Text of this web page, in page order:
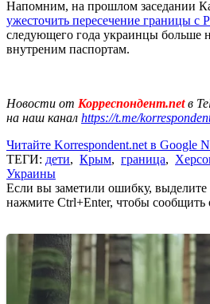
Напомним, на прошлом заседании
ужесточить пересечение границы с
следующего года украинцы больше
внутреним паспортам.
Новости от Корреспондент.netв
на наш канал https://t.me/
Читайте Korrespondent.net в Google
ТЕГИ: дети, Крым, граница,
Украины
Если вы заметили ошибку, выделите
нажмите Ctrl+Enter, чтобы сообщить